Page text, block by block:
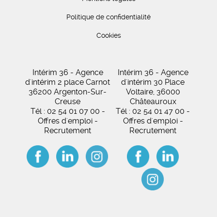
Politique de confidentialité
Cookies
Intérim 36 - Agence
d'intérim 2 place Carnot
36200 Argenton-Sur-
Creuse
Tél : 02 54 01 07 00 -
Offres d'emploi -
Recrutement
Intérim 36 - Agence
d'intérim 30 Place
Voltaire, 36000
Châteauroux
Tél : 02 54 01 47 00 -
Offres d'emploi -
Recrutement